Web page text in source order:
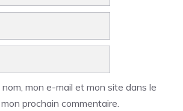
mon e-mail et mon site dans le
prochain commentaire.